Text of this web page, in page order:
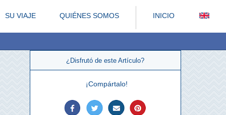
SU VIAJE QUIÉNES SOMOS INICIO
¿Disfrutó de este Artículo?
¡Compártalo!